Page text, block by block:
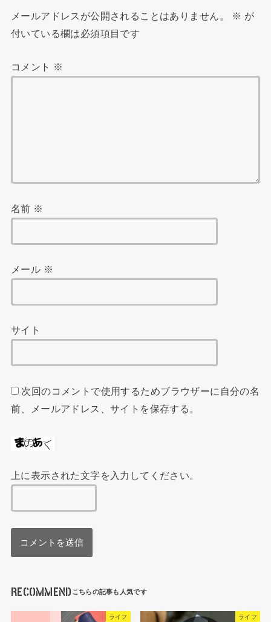
メールアドレスが公開されることはありません。 ※ が
付いている欄は必須項目です
コメント ※
名前 ※
メール ※
サイト
次回のコメントで使用するためブラウザーに自分の名
前、メールアドレス、サイトを保存する。
上に表示された文字を入力してください。
RECOMMEND
ライフ ライフ